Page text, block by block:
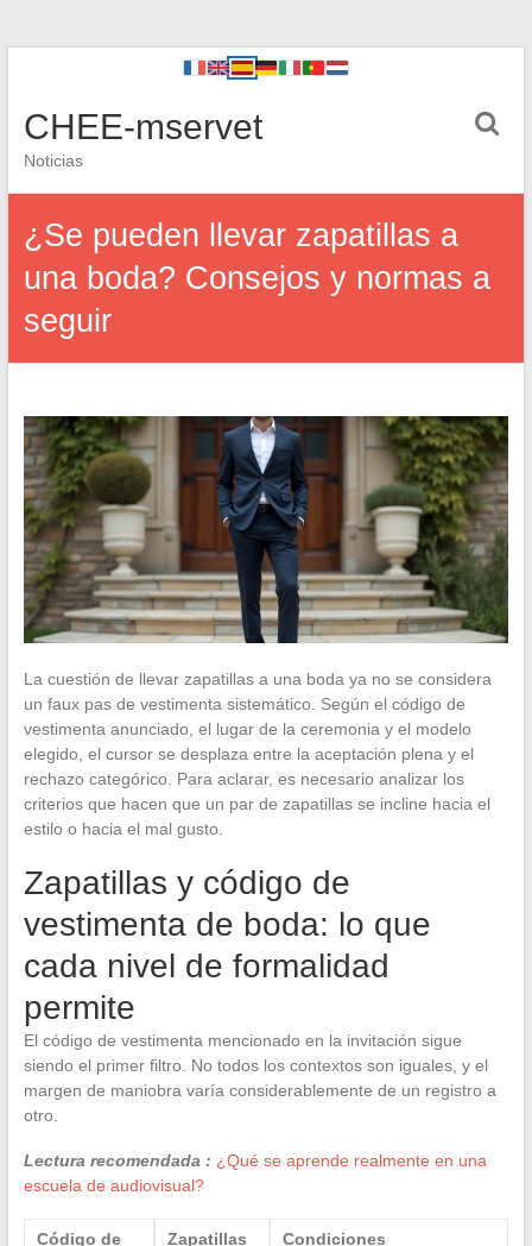
CHEE-mservet
Noticias
¿Se pueden llevar zapatillas a
una boda? Consejos y normas a
seguir
La cuestión de llevar zapatillas a una boda ya no se considera
un faux pas de vestimenta sistemático. Según el código de
vestimenta anunciado, el lugar de la ceremonia y el modelo
elegido, el cursor se desplaza entre la aceptación plena y el
rechazo categórico. Para aclarar, es necesario analizar los
criterios que hacen que un par de zapatillas se incline hacia el
estilo o hacia el mal gusto.
Zapatillas y código de
vestimenta de boda: lo que
cada nivel de formalidad
permite
El código de vestimenta mencionado en la invitación sigue
siendo el primer filtro. No todos los contextos son iguales, y el
margen de maniobra varía considerablemente de un registro a
otro.
Lectura recomendada : ¿Qué se aprende realmente en una
escuela de audiovisual?
Código de
Zapatillas
Condiciones